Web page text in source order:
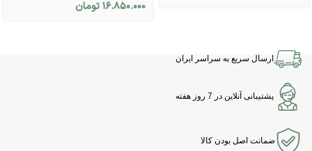
۱۶.۸۵۰.۰۰۰تومان
ارسال سریع به سراسر ایران
پشتیبانی آنلاین در 7 روز هفته
ضمانت اصل بودن کالا